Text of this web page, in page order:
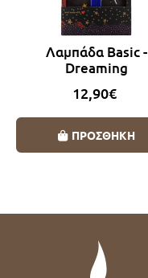
Λαμπάδα Basic -
Dreaming
12,90€
ΠΡΟΣΘΗΚΗ